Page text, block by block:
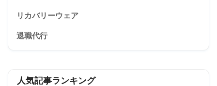
リカバリーウェア
退職代行
人気記事ランキング